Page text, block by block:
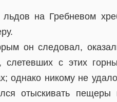
на Гребневом
он следовал,
слетевших с этих
однако никому не
отыскивать